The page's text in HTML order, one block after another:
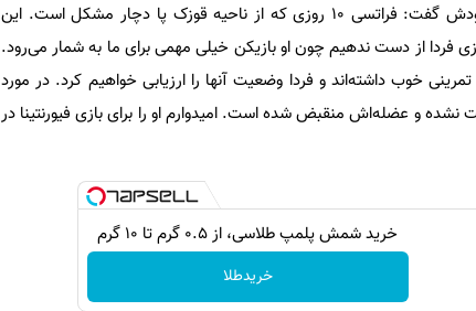
اینزاگی همچنین در خصوص وضعیت چند بازیکن خودش گفت: فراتسی 10 روزی که از ناحیه قوزک پا دچار مشکل است. این
فردا از دست ندهیم چون او بازیکن خیلی مهمی برای ما به شمار می‌رود.
خوب داشته‌اند و فردا وضعیت آنها را ارزیابی خواهیم کرد. در مورد
و عضله‌اش منقبض شده است. امیدوارم او را برای بازی فیورنتینا در
خرید شمش پلمپ طلاسی، از ۰.۵ گرم تا ۱۰ گرم
خریدطلا